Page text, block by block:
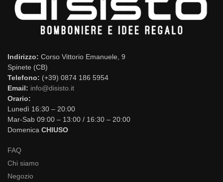
Indirizzo: Corso Vittorio Emanuele, 9
Spinete (CB)
Telefono: (+39) 0874 186 5954
Email: info@disisto.it
Orario:
Lunedì 16:30 – 20:00
Mar-Sab 09:00 – 13:00 / 16:30 – 20:00
Domenica CHIUSO
FAQ
Chi siamo
Negozio